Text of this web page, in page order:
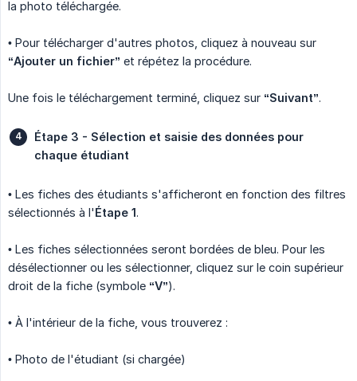
la photo téléchargée.
• Pour télécharger d'autres photos, cliquez à nouveau sur
“Ajouter un fichier” et répétez la procédure.
Une fois le téléchargement terminé, cliquez sur “Suivant”.
Étape 3 - Sélection et saisie des données pour
chaque étudiant
• Les fiches des étudiants s'afficheront en fonction des filtres
sélectionnés à l'Étape 1.
• Les fiches sélectionnées seront bordées de bleu. Pour les
désélectionner ou les sélectionner, cliquez sur le coin supérieur
droit de la fiche (symbole “V”).
• À l'intérieur de la fiche, vous trouverez :
• Photo de l'étudiant (si chargée)